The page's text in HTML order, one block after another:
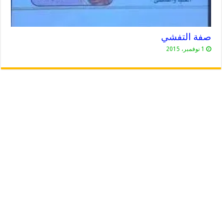
صفة التفشي
1 نوفمبر، 2015